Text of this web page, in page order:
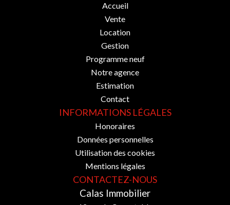
Accueil
Vente
Location
Gestion
Programme neuf
Notre agence
Estimation
Contact
INFORMATIONS LÉGALES
Honoraires
Données personnelles
Utilisation des cookies
Mentions légales
CONTACTEZ-NOUS
Calas Immobilier